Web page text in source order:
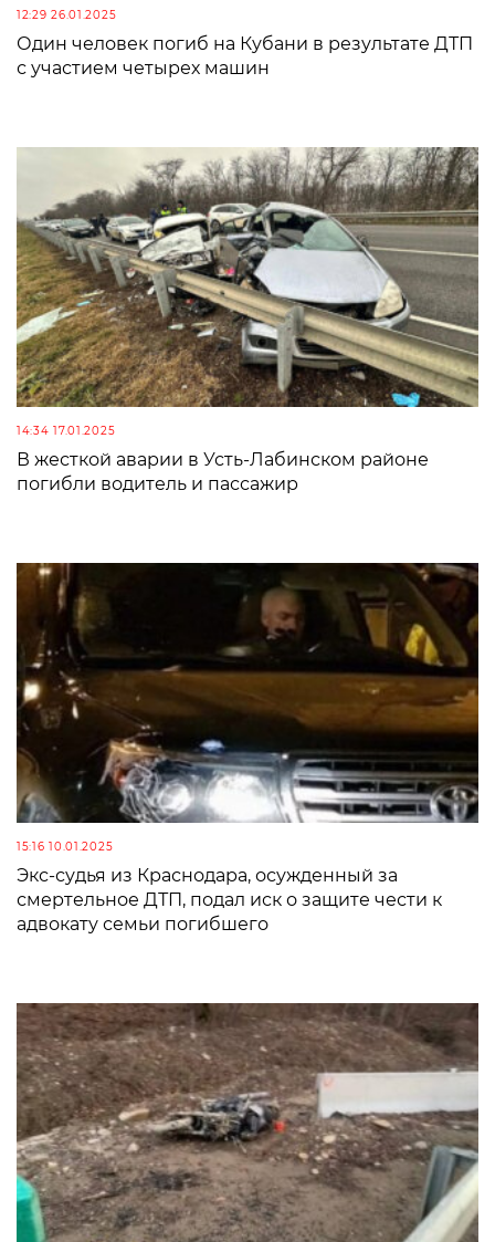
12:29 26.01.2025
Один человек погиб на Кубани в результате ДТП
с участием четырех машин
14:34 17.01.2025
В жесткой аварии в Усть-Лабинском районе
погибли водитель и пассажир
15:16 10.01.2025
Экс-судья из Краснодара, осужденный за
смертельное ДТП, подал иск о защите чести к
адвокату семьи погибшего